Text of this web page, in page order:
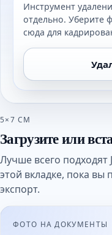
Инструмент
отдельно. Уберите
сюда для
5×7 СМ
Загрузите или
Лучше всего подходят
этой вкладке, пока вы
экспорт.
ФОТО НА ДОКУМЕНТЫ